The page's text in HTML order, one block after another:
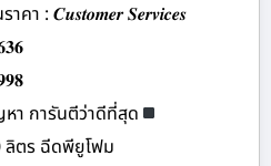
คา : 𝑪𝒖𝒔𝒕𝒐𝒎𝒆𝒓 𝑺𝒆𝒓𝒗𝒊𝒄𝒆𝒔
า การันตีว่าดีที่สุด
ลิตร ฉีดพียูโฟม